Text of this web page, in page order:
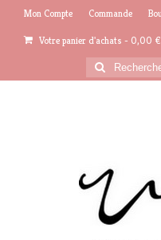
Mon Compte Commande
Votre panier d'achats - 0,00 €
Rechercher
: